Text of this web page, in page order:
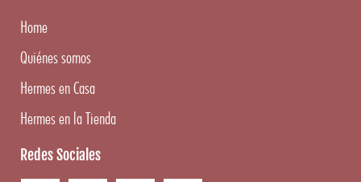
Home
Quiénes somos
Hermes en Casa
Hermes en la Tienda
Redes Sociales